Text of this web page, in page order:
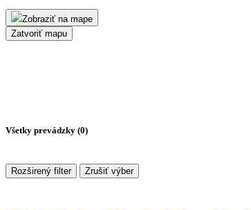
Zobraziť na mape
Zatvoriť mapu
Všetky prevádzky (0)
Rozširený filter Zrušiť výber